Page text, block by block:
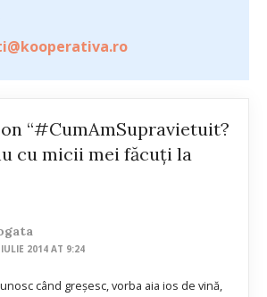
“#CumAmSupravietuit?
cu micii mei făcuţi la
2014 AT 9:24
când greșesc, vorba aia ios de vină,